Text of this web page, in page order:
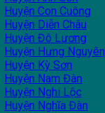
Huyện Con Cuông
Huyện Diễn Châu
Huyện Đô Lương
Huyện Hưng Nguyên
Huyện Kỳ Sơn
Huyện Nam Đàn
Huyện Nghi Lộc
Huyện Nghĩa Đàn